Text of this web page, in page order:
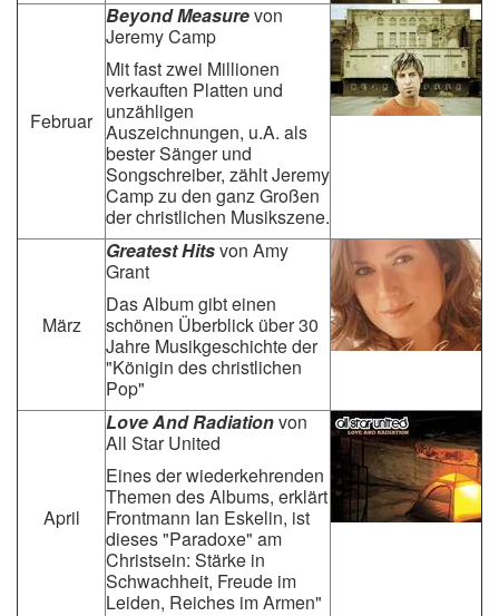
Februar
Beyond Measurevon
Jeremy Camp
Mit fast zwei Millionen
verkauften Platten und
unzähligen
Auszeichnungen, u.A. als
bester Sänger und
Songschreiber, zählt Jeremy
Camp zu den ganz Großen
der christlichen Musikszene.
März
Greatest Hitsvon Amy
Grant
Das Album gibt einen
schönen Überblick über 30
Jahre Musikgeschichte der
"Königin des christlichen
Pop"
April
Love And Radiationvon
All Star United
Eines der wiederkehrenden
Themen des Albums, erklärt
Frontmann Ian Eskelin, ist
dieses "Paradoxe" am
Christsein: Stärke in
Schwachheit, Freude im
Leiden, Reiches im Armen"